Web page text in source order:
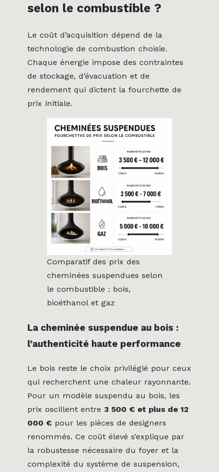
selon le combustible ?
Le coût d’acquisition dépend de la
technologie de combustion choisie.
Chaque énergie impose des contraintes
de stockage, d’évacuation et de
rendement qui dictent la fourchette de
prix initiale.
Comparatif des prix des
cheminées suspendues selon
le combustible : bois,
bioéthanol et gaz
La cheminée suspendue au bois :
l’authenticité haute performance
Le bois reste le choix privilégié pour ceux
qui recherchent une chaleur rayonnante.
Pour un modèle suspendu au bois, les
prix oscillent entre 3 500 € et plus de 12
000 € pour les pièces de designers
renommés. Ce coût élevé s’explique par
la robustesse nécessaire du foyer et la
complexité du système de suspension,